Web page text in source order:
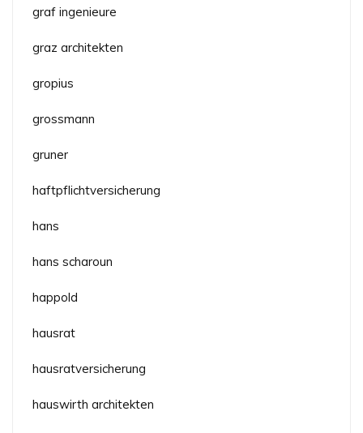
graf ingenieure
graz architekten
gropius
grossmann
gruner
haftpflichtversicherung
hans
hans scharoun
happold
hausrat
hausratversicherung
hauswirth architekten